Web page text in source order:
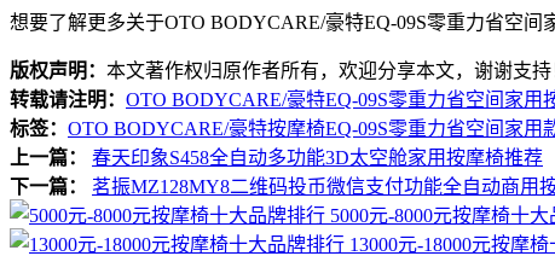
想要了解更多关于OTO BODYCARE/豪特EQ-09S零重力省空间
版权声明： 本文著作权归原作者所有，欢迎分享本文，谢谢支持
转载请注明： OTO BODYCARE/豪特EQ-09S零重力省空间家用
标签： OTO BODYCARE/豪特按摩椅EQ-09S零重力省空间家用
上一篇：
春天印象S458全自动多功能3D太空舱家用按摩椅推荐
下一篇：
茗振MZ128MY8二维码投币微信支付功能全自动商用
5000元-8000元按摩椅十
13000元-18000元按摩